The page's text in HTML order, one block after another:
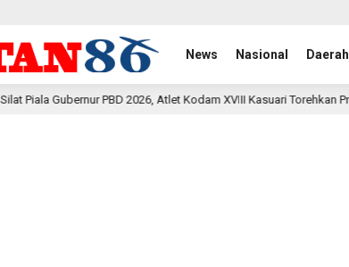
News Nasional Daerah
2026, Atlet Kodam XVIII Kasuari Torehkan Prestasi Gemilang